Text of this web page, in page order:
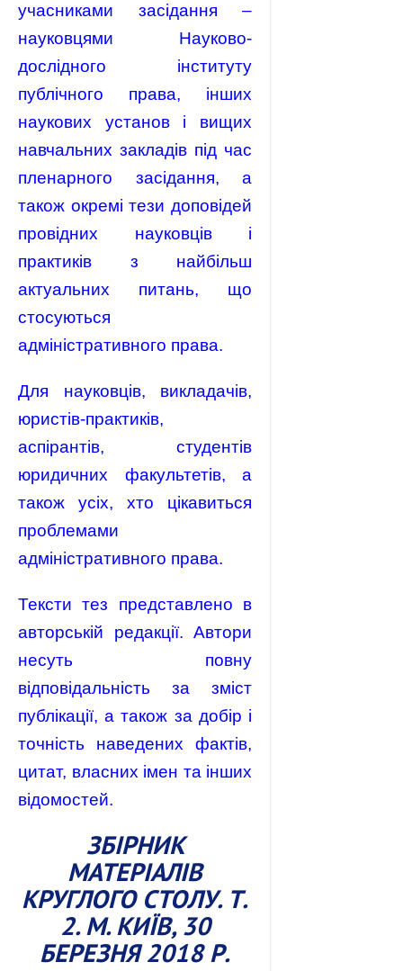
учасниками засідання –
науковцями Науково-
дослідного інституту
публічного права, інших
наукових установ і вищих
навчальних закладів під час
пленарного засідання, а
також окремі тези доповідей
провідних науковців і
практиків з найбільш
актуальних питань, що
стосуються
адміністративного права.
Для науковців, викладачів,
юристів-практиків,
аспірантів, студентів
юридичних факультетів, а
також усіх, хто цікавиться
проблемами
адміністративного права.
Тексти тез представлено в
авторській редакції. Автори
несуть повну
відповідальність за зміст
публікації, а також за добір і
точність наведених фактів,
цитат, власних імен та інших
відомостей.
ЗБІРНИК
МАТЕРІАЛІВ
КРУГЛОГО СТОЛУ. Т.
2. М. КИЇВ, 30
БЕРЕЗНЯ 2018 Р.